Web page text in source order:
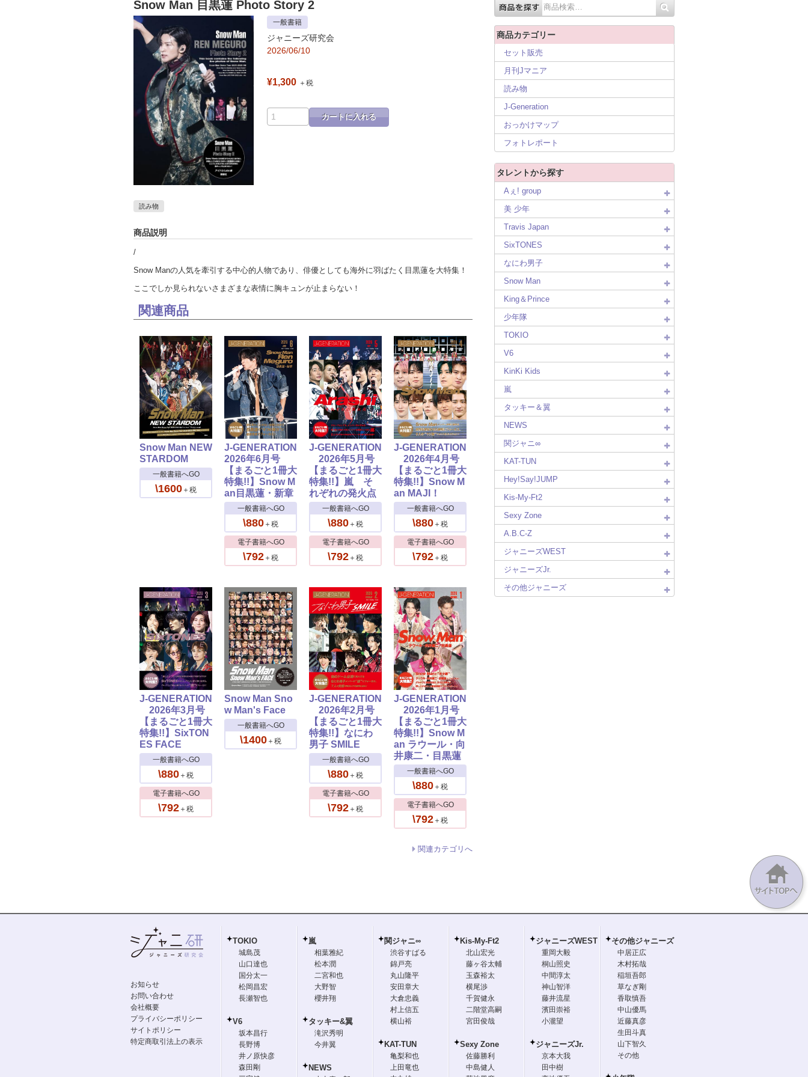
Snow Man 目黒蓮 Photo Story 2
一般書籍
ジャニーズ研究会
2026/06/10
¥1,300 ＋税
カートに入れる
読み物
商品説明
/
Snow Manの人気を牽引する中心的人物であり、俳優としても海外に羽ばたく目黒蓮を大特集！
ここでしか見られないさまざまな表情に胸キュンが止まらない！
関連商品
Snow Man NEW
STARDOM
一般書籍へGO
\1600 ＋税
J-GENERATION
2026年6月号
【まるごと1冊大
特集!!】Snow M
an目黒蓮・新章
一般書籍へGO
\880 ＋税
電子書籍へGO
\792 ＋税
J-GENERATION
2026年5月号
【まるごと1冊大
特集!!】嵐 そ
れぞれの発火点
一般書籍へGO
\880 ＋税
電子書籍へGO
\792 ＋税
J-GENERATION
2026年4月号
【まるごと1冊大
特集!!】Snow M
an MAJI！
一般書籍へGO
\880 ＋税
電子書籍へGO
\792 ＋税
J-GENERATION
2026年3月号
【まるごと1冊大
特集!!】SixTON
ES FACE
一般書籍へGO
\880 ＋税
電子書籍へGO
\792 ＋税
Snow Man Sno
w Man's Face
一般書籍へGO
\1400 ＋税
J-GENERATION
2026年2月号
【まるごと1冊大
特集!!】なにわ
男子 SMILE
一般書籍へGO
\880 ＋税
電子書籍へGO
\792 ＋税
J-GENERATION
2026年1月号
【まるごと1冊大
特集!!】Snow M
an ラウール・向
井康二・目黒蓮
一般書籍へGO
\880 ＋税
電子書籍へGO
\792 ＋税
関連カテゴリへ
商品カテゴリー
セット販売
月刊Jマニア
読み物
J-Generation
おっかけマップ
フォトレポート
タレントから探す
Aぇ! group
美 少年
Travis Japan
SixTONES
なにわ男子
Snow Man
King＆Prince
少年隊
TOKIO
V6
KinKi Kids
嵐
タッキー＆翼
NEWS
関ジャニ∞
KAT-TUN
Hey!Say!JUMP
Kis-My-Ft2
Sexy Zone
A.B.C-Z
ジャニーズWEST
ジャニーズJr.
その他ジャニーズ
お知らせ
お問い合わせ
会社概要
プライバシーポリシー
サイトポリシー
特定商取引法上の表示
TOKIO
城島茂
山口達也
国分太一
松岡昌宏
長瀬智也
V6
坂本昌行
長野博
井ノ原快彦
森田剛
嵐
相葉雅紀
松本潤
二宮和也
大野智
櫻井翔
タッキー&翼
滝沢秀明
今井翼
NEWS
関ジャニ∞
渋谷すばる
錦戸亮
丸山隆平
安田章大
大倉忠義
村上信五
横山裕
KAT-TUN
亀梨和也
上田竜也
Kis-My-Ft2
北山宏光
藤ヶ谷太輔
玉森裕太
横尾渉
千賀健永
二階堂高嗣
宮田俊哉
Sexy Zone
佐藤勝利
中島健人
ジャニーズWEST
重岡大毅
桐山照史
中間淳太
神山智洋
藤井流星
濱田崇裕
小瀧望
ジャニーズJr.
京本大我
田中樹
その他ジャニーズ
中居正広
木村拓哉
稲垣吾郎
草なぎ剛
香取慎吾
中山優馬
近藤真彦
生田斗真
山下智久
その他